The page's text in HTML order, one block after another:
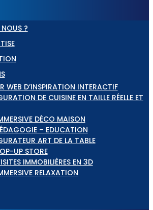
?
WEB D’INSPIRATION INTERACTIF
DE CUISINE EN TAILLE RÉELLE ET
DÉCO MAISON
– EDUCATION
ART DE LA TABLE
UP STORE
IMMOBILIÈRES EN 3D
RELAXATION